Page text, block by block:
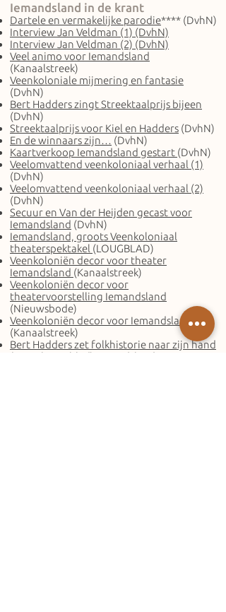
Iemandsland in de krant
Dartele en vermakelijke parodie**** (DvhN)
Interview Jan Veldman (1) (DvhN)
Interview Jan Veldman (2) (DvhN)
Veel animo voor Iemandsland
(Kanaalstreek)
Veenkoloniale mijmering en fantasie
(DvhN)
Bert Hadders zingt Streektaalprijs bijeen
(DvhN)
Streektaalprijs voor Kiel en Hadders (DvhN)
En de winnaars zijn… (DvhN)
Kaartverkoop Iemandsland gestart (DvhN)
Veelomvattend veenkoloniaal verhaal (1)
(DvhN)
Veelomvattend veenkoloniaal verhaal (2)
(DvhN)
Secuur en Van der Heijden gecast voor
Iemandsland (DvhN)
Iemandsland, groots Veenkoloniaal
theaterspektakel (LOUGBLAD)
Veenkoloniën decor voor theater
Iemandsland (Kanaalstreek)
Veenkoloniën decor voor
theatervoorstelling Iemandsland
(Nieuwsbode)
Veenkoloniën decor voor Iemandsland
(Kanaalstreek)
Bert Hadders zet folkhistorie naar zijn hand
(Friesch Dagblad)Iemandslander Courant 2